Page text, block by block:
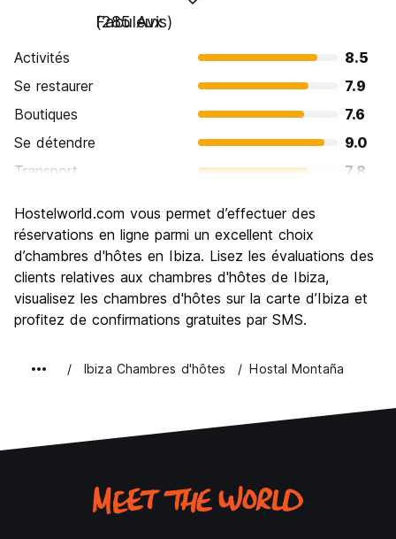
Fabuleux
(285 Avis)
Activités
8.5
Se restaurer
7.9
Boutiques
7.6
Se détendre
9.0
Transport
7.8
Culture
Sortir le soir / faire la fête
9.1
Bonnes affaires
Hostelworld.com vous permet d’effectuer des
réservations en ligne parmi un excellent choix
d’chambres d'hôtes en Ibiza. Lisez les évaluations des
clients relatives aux chambres d'hôtes de Ibiza,
visualisez les chambres d'hôtes sur la carte d’Ibiza et
profitez de confirmations gratuites par SMS.
Ibiza Chambres d'hôtes Hostal Montaña